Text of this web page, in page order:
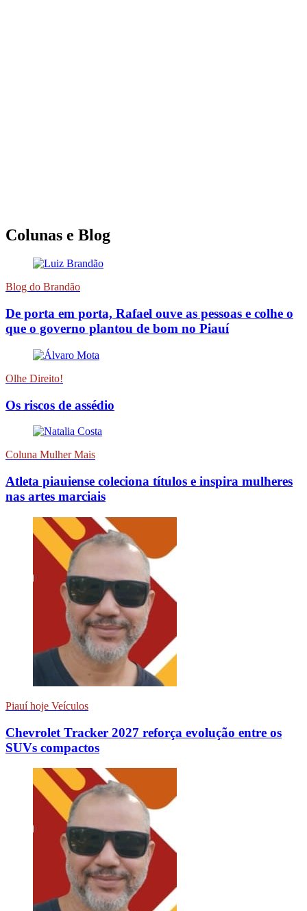
Colunas e Blog
Blog do Brandão
De porta em porta, Rafael ouve as pessoas e colhe o
que o governo plantou de bom no Piauí
Olhe Direito!
Os riscos de assédio
Coluna Mulher Mais
Atleta piauiense coleciona títulos e inspira mulheres
nas artes marciais
Piauí hoje Veículos
Chevrolet Tracker 2027 reforça evolução entre os
SUVs compactos